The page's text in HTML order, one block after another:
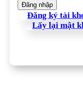
Đăng ký tài
Lấy lại mật